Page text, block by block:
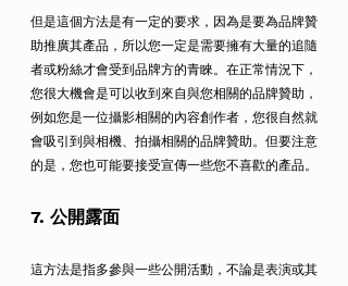
但是這個方法是有一定的要求，因為是要為品牌贊
助推廣其產品，所以您一定是需要擁有大量的追隨
者或粉絲才會受到品牌方的青睞。在正常情況下，
您很大機會是可以收到來自與您相關的品牌贊助，
例如您是一位攝影相關的內容創作者，您很自然就
會吸引到與相機、拍攝相關的品牌贊助。但要注意
的是，您也可能要接受宣傳一些您不喜歡的產品。
7. 公開露面
這方法是指多參與一些公開活動，不論是表演或其